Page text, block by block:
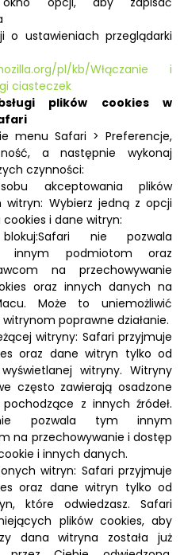
o ustawieniach przeglądarki
pl/kb/Włączanie i
ciasteczek
plików cookies w
menu Safari > Preferencje,
a następnie wykonaj
czynności:
akceptowania plików
witryn: Wybierz jedną z opcji
i dane witryn:
nie pozwala
innym podmiotom oraz
na przechowywanie
oraz innych danych na
Może to uniemożliwić
poprawne działanie.
witryny: Safari przyjmuje
oraz dane witryn tylko od
witryny. Witryny
często zawierają osadzone
z innych źródeł.
pozwala tym innym
na przechowywanie i dostęp
i innych danych.
witryn: Safari przyjmuje
oraz dane witryn tylko od
które odwiedzasz. Safari
plików cookies, aby
dana witryna została już